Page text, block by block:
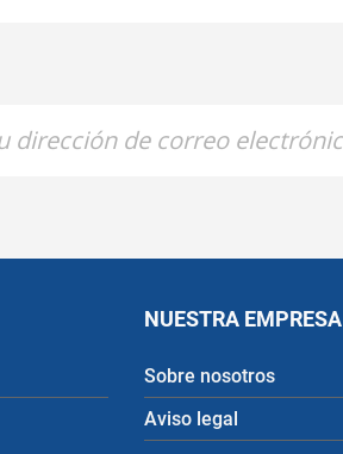
NUESTRA EMPRESA
Sobre nosotros
Aviso legal